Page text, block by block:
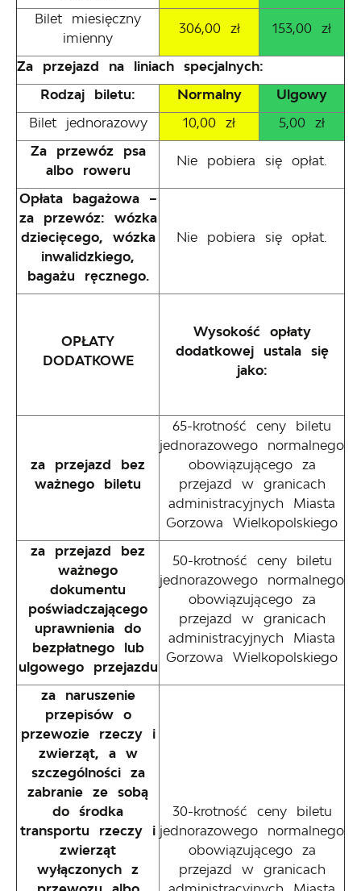
Bilet miesięczny
imienny
306,00 zł 153,00 zł
Za przejazd na liniach specjalnych:
Rodzaj biletu:
Normalny
Ulgowy
Bilet jednorazowy
10,00 zł
5,00 zł
Za przewóz psa
albo roweru
Nie pobiera się opłat.
Opłata bagażowa –
za przewóz: wózka
dziecięcego, wózka
inwalidzkiego,
bagażu ręcznego.
Nie pobiera się opłat.
OPŁATY
DODATKOWE
Wysokość opłaty
dodatkowej ustala się
jako:
za przejazd bez
ważnego biletu
65-krotność ceny biletu
jednorazowego normalnego
obowiązującego za
przejazd w granicach
administracyjnych Miasta
Gorzowa Wielkopolskiego
za przejazd bez
ważnego
dokumentu
poświadczającego
uprawnienia do
bezpłatnego lub
ulgowego przejazdu
50-krotność ceny biletu
jednorazowego normalnego
obowiązującego za
przejazd w granicach
administracyjnych Miasta
Gorzowa Wielkopolskiego
za naruszenie
przepisów o
przewozie rzeczy i
zwierząt, a w
szczególności za
zabranie ze sobą
do środka
transportu rzeczy i
zwierząt
wyłączonych z
30-krotność ceny biletu
jednorazowego normalnego
obowiązującego za
przejazd w granicach